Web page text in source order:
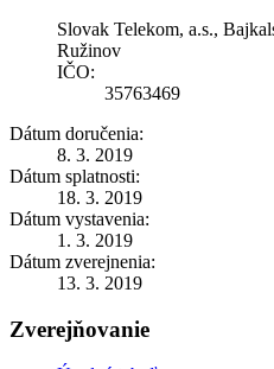
Slovak Telekom, a.s.,
Ružinov
IČO:
35763469
Dátum doručenia:
8. 3. 2019
Dátum splatnosti:
18. 3. 2019
Dátum vystavenia:
1. 3. 2019
Dátum zverejnenia:
13. 3. 2019
Zverejňovanie